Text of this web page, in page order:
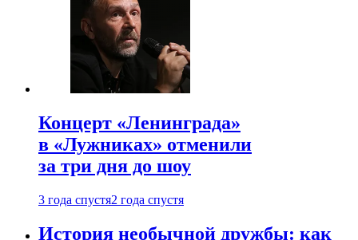
Концерт «Ленинграда»
в «Лужниках» отменили
за три дня до шоу
3 года спустя2 года спустя
История необычной дружбы: как